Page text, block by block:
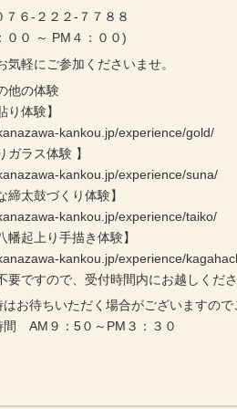
６-２２２-７７８８
００ ～ PM４：００)
気軽にご参加くださいませ。
他の体験
り体験】
kankou.jp/experience/gold/
ガラス体験 】
kankou.jp/experience/suna/
締太鼓づくり体験】
kankou.jp/experience/taiko/
幡起上り手描き体験】
kankou.jp/experience/
要ですので、受付時間内にお越しくださ
お待ちいただく場合がございますの
間 AM９：5０～PM３：３０